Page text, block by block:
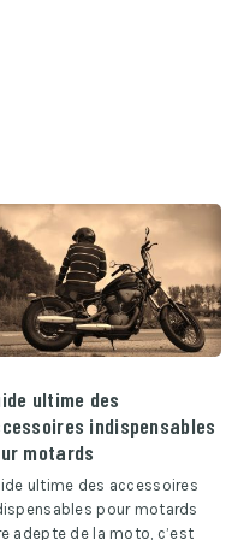
ultime des
indispensables
motards
ultime des accessoires
pour motards
adepte de la moto, c’est